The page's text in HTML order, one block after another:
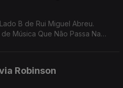
B de Rui Miguel Abreu.
Música Que Não Passa Na
Robinson